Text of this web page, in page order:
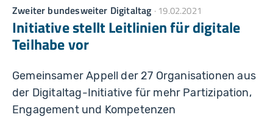
Zweiter bundesweiter Digitaltag 19.02.2021
Initiative stellt Leitlinien für digitale
Teilhabe vor
Gemeinsamer Appell der 27 Organisationen aus
der Digitaltag-Initiative für mehr Partizipation,
Engagement und Kompetenzen